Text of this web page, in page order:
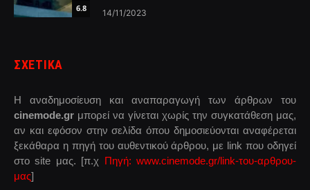
6.8 14/11/2023
ΣΧΕΤΙΚΑ
Η αναδημοσίευση και αναπαραγωγή των άρθρων του
cinemode.gr μπορεί να γίνεται χωρίς την συγκατάθεση μας,
αν και εφόσον στην σελίδα όπου δημοσιεύονται αναφέρεται
ξεκάθαρα η πηγή του αυθεντικού άρθρου, με link που οδηγεί
στο site μας. [π.χ Πηγή: www.cinemode.gr/link-του-αρθρου-
μας]